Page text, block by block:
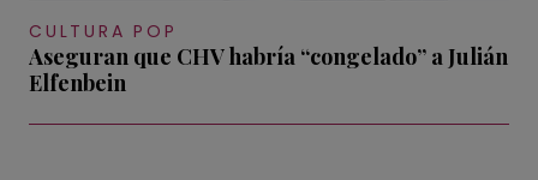
CULTURA POP
Aseguran que CHV habría “congelado” a Julián
Elfenbein